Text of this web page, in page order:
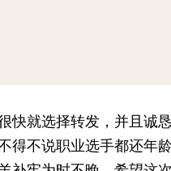
快就选择转发，并且诚
得不说职业选手都还年